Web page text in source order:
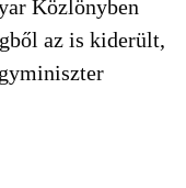
Közlönyben
az is kiderült,